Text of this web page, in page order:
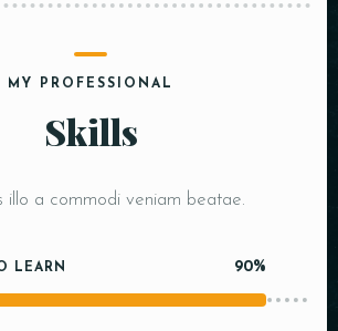
MY PROFESSIONAL
Skills
illo a commodi veniam beatae.
LEARN 90%